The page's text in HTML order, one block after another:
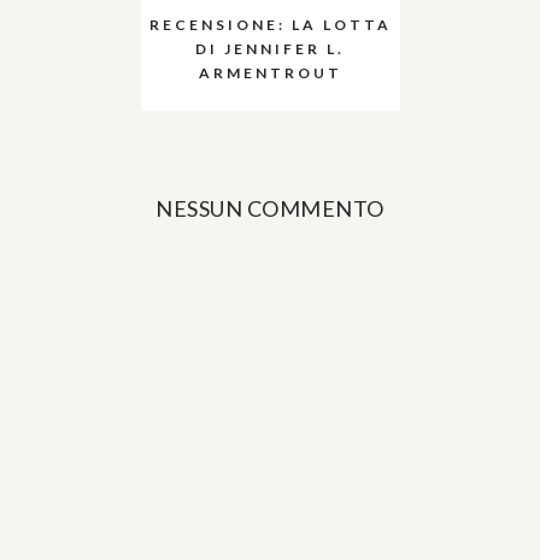
RECENSIONE: LA LOTTA
DI JENNIFER L.
ARMENTROUT
NESSUN COMMENTO